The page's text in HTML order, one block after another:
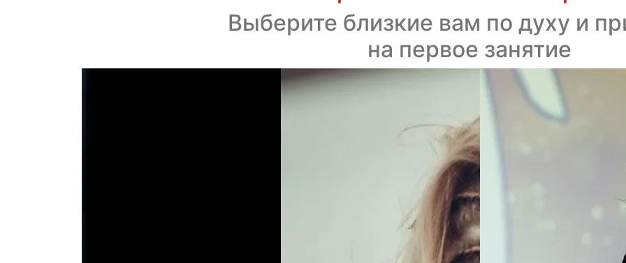
Выберите близкие вам по духу и
на первое занятие